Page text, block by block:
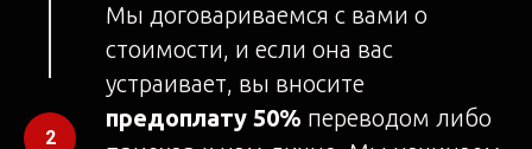
Мы договариваемся с вами о
стоимости, и если она вас
устраивает, вы вносите
предоплату 50% переводом либо